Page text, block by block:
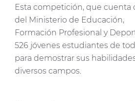
Esta competición, que cuenta
del Ministerio de Educación,
Formación Profesional y
526 jóvenes estudiantes de
para demostrar sus
diversos campos.